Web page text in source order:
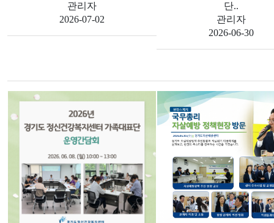
관리자
2026-07-02
단..
관리자
2026-06-30